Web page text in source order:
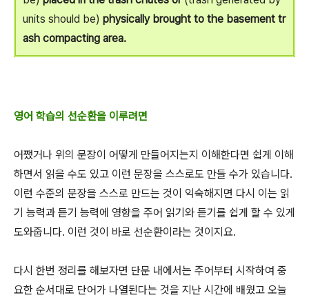
units should be) physically brought to the basement tr
ash compacting area.
영어 학습의 선순환을 이루려면
어쨌거나 위의 문장이 어떻게 만들어지는지 이해한다면 쉽게 이해
하면서 읽을 수도 있고 이런 문장을 스스로도 만들 수가 있습니다.
이런 수준의 문장을 스스로 만드는 것이 익숙해지면 다시 이는 읽
기 능력과 듣기 능력에 영향을 주어 읽기와 듣기를 쉽게 할 수 있게
도와줍니다. 이런 것이 바로 선순환이라는 것이지요.
다시 한번 정리를 해보자면 단문 내에서는 주어부터 시작하여 중
요한 순서대로 단어가 나열된다는 것을 지난 시간에 배웠고 오늘